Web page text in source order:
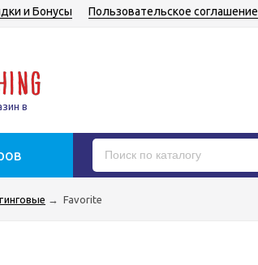
и Бонусы Пользовательское соглашение
в
→ Favorite